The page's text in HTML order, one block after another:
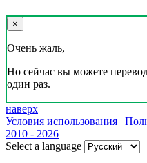
×
Очень жаль,
Но сейчас вы можете
один раз.
наверх
Условия использования |
2010 - 2026
Select a language